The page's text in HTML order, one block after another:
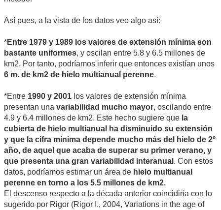
Así pues, a la vista de los datos veo algo así:
*Entre 1979 y 1989 los valores de extensión mínima son
bastante uniformes, y oscilan entre 5.8 y 6.5 millones de
km2. Por tanto, podríamos inferir que entonces existían unos
6 m. de km2 de hielo multianual perenne.
*Entre 1990 y 2001 los valores de extensión mínima
presentan una variabilidad mucho mayor, oscilando entre
4.9 y 6.4 millones de km2. Este hecho sugiere que la
cubierta de hielo multianual ha disminuido su extensión
y que la cifra mínima depende mucho más del hielo de 2º
año, de aquel que acaba de superar su primer verano, y
que presenta una gran variabilidad interanual . Con estos
datos, podríamos estimar un área de hielo multianual
perenne en torno a los 5.5 millones de km2.
El descenso respecto a la década anterior coincidiría con lo
sugerido por Rigor (Rigor I., 2004, Variations in the age of